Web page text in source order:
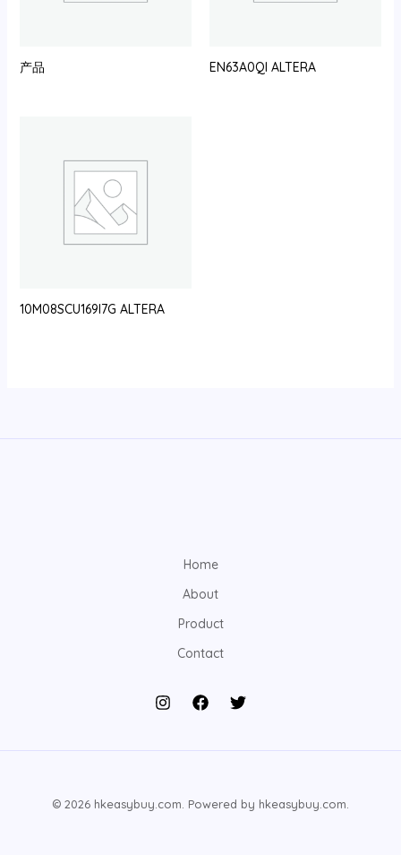
产品 EN63A0QI ALTERA
10M08SCU169I7G ALTERA
Home
About
Product
Contact
© 2026 hkeasybuy.com. Powered by hkeasybuy.com.